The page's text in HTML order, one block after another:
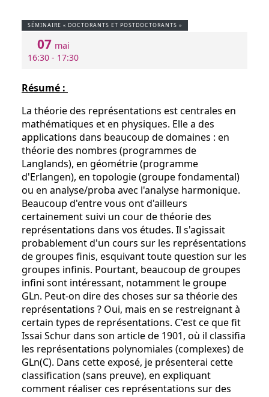
SÉMINAIRE « DOCTORANTS ET POSTDOCTORANTS »
07 mai
16:30 - 17:30
Résumé :
La théorie des représentations est centrales en
mathématiques et en physiques. Elle a des
applications dans beaucoup de domaines : en
théorie des nombres (programmes de
Langlands), en géométrie (programme
d'Erlangen), en topologie (groupe fondamental)
ou en analyse/proba avec l'analyse harmonique.
Beaucoup d'entre vous ont d'ailleurs
certainement suivi un cour de théorie des
représentations dans vos études. Il s'agissait
probablement d'un cours sur les représentations
de groupes finis, esquivant toute question sur les
groupes infinis. Pourtant, beaucoup de groupes
infini sont intéressant, notamment le groupe
GLn. Peut-on dire des choses sur sa théorie des
représentations ? Oui, mais en se restreignant à
certain types de représentations. C'est ce que fit
Issai Schur dans son article de 1901, où il classifia
les représentations polynomiales (complexes) de
GLn(C). Dans cette exposé, je présenterai cette
classification (sans preuve), en expliquant
comment réaliser ces représentations sur des